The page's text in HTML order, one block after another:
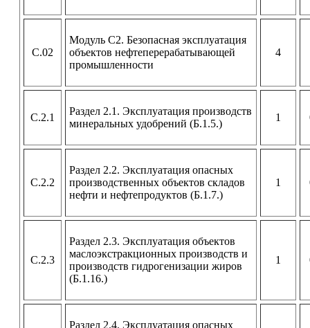
С.02
Модуль С2. Безопасная эксплуатация
объектов нефтеперерабатывающей
промышленности
4
С.2.1
Раздел 2.1. Эксплуатация производств
минеральных удобрений (Б.1.5.)
1
С.2.2
Раздел 2.2. Эксплуатация опасных
производственных объектов складов
нефти и нефтепродуктов (Б.1.7.)
1
С.2.3
Раздел 2.3. Эксплуатация объектов
маслоэкстракционных производств и
производств гидрогенизации жиров
(Б.1.16.)
1
Раздел 2.4. Эксплуатация опасных